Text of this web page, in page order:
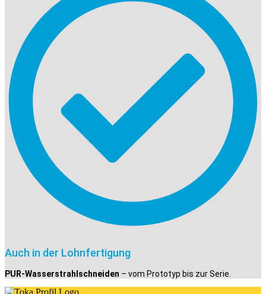
Auch in der Lohnfertigung
PUR-Wasserstrahlschneiden – vom Prototyp bis zur Serie.